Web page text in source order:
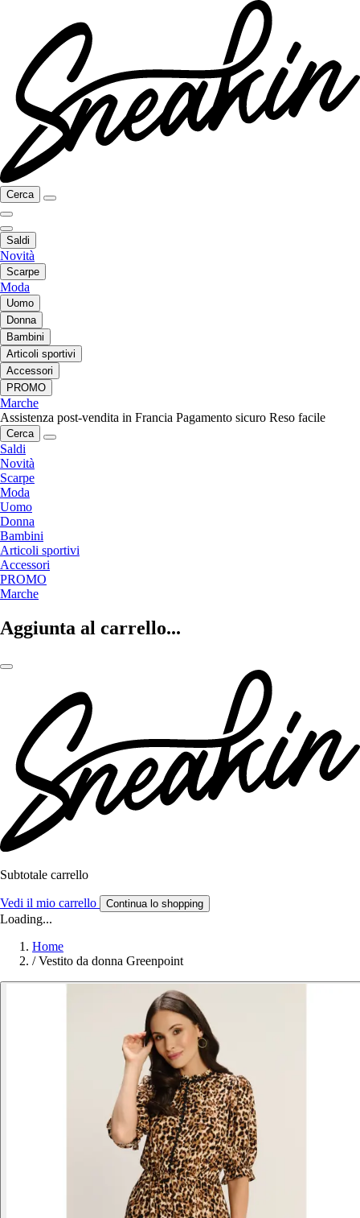
Cerca
Saldi
Novità
Scarpe
Moda
Uomo
Donna
Bambini
Articoli sportivi
Accessori
PROMO
Marche
Assistenza post-vendita in Francia Pagamento sicuro Reso facile
Cerca
Saldi
Novità
Scarpe
Moda
Uomo
Donna
Bambini
Articoli sportivi
Accessori
PROMO
Marche
Aggiunta al carrello...
Subtotale carrello
Vedi il mio carrello Continua lo shopping
Loading...
Home
/ Vestito da donna Greenpoint